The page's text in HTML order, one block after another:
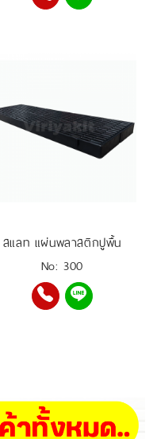
สแลท แผ่นพลาสติกปูพื้น
No: 300